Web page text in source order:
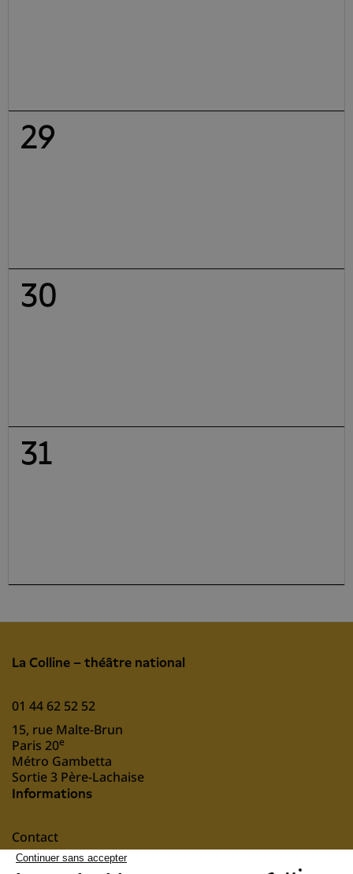
29
30
31
La Colline – théâtre national
01 44 62 52 52
15, rue Malte-Brun
Paris 20e
Métro Gambetta
Sortie 3 Père-Lachaise
Informations
Contact
Mentions légales